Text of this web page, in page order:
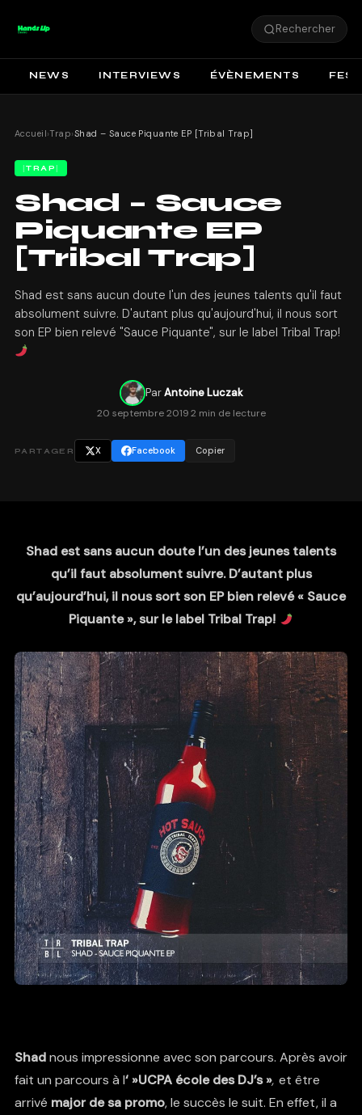
Rechercher
NEWS INTERVIEWS ÉVÈNEMENTS
Accueil›Trap›Shad – Sauce Piquante EP [Tribal Trap]
TRAP
Shad – Sauce
Piquante EP
[Tribal Trap]
Shad est sans aucun doute l'un des jeunes talents qu'il faut
absolument suivre. D'autant plus qu'aujourd'hui, il nous sort
son EP bien relevé "Sauce Piquante", sur le label Tribal Trap!
ParAntoine Luczak
20 septembre 20192 min de lecture
PARTAGER X Facebook Copier
Shad est sans aucun doute l’un des jeunes talents
qu’il faut absolument suivre. D’autant plus
qu’aujourd’hui, il nous sort son EP bien relevé « Sauce
Piquante », sur le label Tribal Trap!
Shadnous impressionne avec son parcours. Après avoir
fait un parcours à l‘ »UCPA école des DJ’s », et être
arrivé major de sa promo, le succès le suit. En effet, il a